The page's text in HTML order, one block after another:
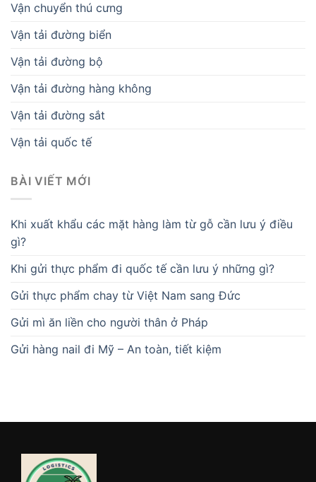
Vận chuyển thú cưng
Vận tải đường biển
Vận tải đường bộ
Vận tải đường hàng không
Vận tải đường sắt
Vận tải quốc tế
BÀI VIẾT MỚI
Khi xuất khẩu các mặt hàng làm từ gỗ cần lưu ý điều
gì?
Khi gửi thực phẩm đi quốc tế cần lưu ý những gì?
Gửi thực phẩm chay từ Việt Nam sang Đức
Gửi mì ăn liền cho người thân ở Pháp
Gửi hàng nail đi Mỹ – An toàn, tiết kiệm